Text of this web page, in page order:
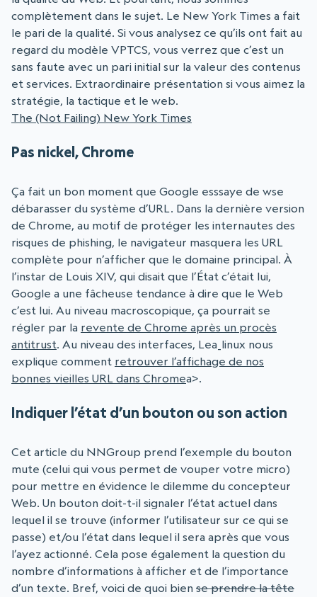
complètement dans le sujet. Le New York Times a fait
le pari de la qualité. Si vous analysez ce qu’ils ont fait au
regard du modèle VPTCS, vous verrez que c’est un
sans faute avec un pari initial sur la valeur des contenus
et services. Extraordinaire présentation si vous aimez la
stratégie, la tactique et le web.
The (Not Failing) New York Times
Pas nickel, Chrome
Ça fait un bon moment que Google esssaye de wse
débarasser du système d’URL. Dans la dernière version
de Chrome, au motif de protéger les internautes des
risques de phishing, le navigateur masquera les URL
complète pour n’afficher que le domaine principal. À
l’instar de Louis XIV, qui disait que l’État c’était lui,
Google a une fâcheuse tendance à dire que le Web
c’est lui. Au niveau macroscopique, ça pourrait se
régler par la revente de Chrome après un procès
antitrust. Au niveau des interfaces, Lea_linux nous
explique comment retrouver l’affichage de nos
bonnes vieilles URL dans Chromea>.
Indiquer l’état d’un bouton ou son action
Cet article du NNGroup prend l’exemple du bouton
mute (celui qui vous permet de vouper votre micro)
pour mettre en évidence le dilemme du concepteur
Web. Un bouton doit-t-il signaler l’état actuel dans
lequel il se trouve (informer l’utilisateur sur ce qui se
passe) et/ou l’état dans lequel il sera après que vous
l’ayez actionné. Cela pose également la question du
nombre d’informations à afficher et de l’importance
d’un texte. Bref, voici de quoi bien se prendre la tête